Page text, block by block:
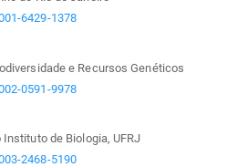
6429-1378
e Recursos Genéticos
0591-9978
de Biologia, UFRJ
2468-5190